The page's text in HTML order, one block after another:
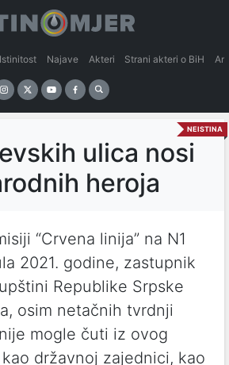
Istinitost Najave Akteri Strani akteri o BiH
NEISTINA
ulica nosi
heroja
“Crvena linija” na N1
2021. godine, zastupnik
Republike Srpske
osim netačnih tvrdnji
mogle čuti iz ovog
državnoj zajednici, kao